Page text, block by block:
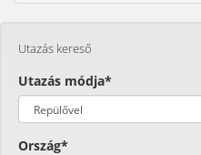
Utazás kereső
Utazás módja*
Ország*